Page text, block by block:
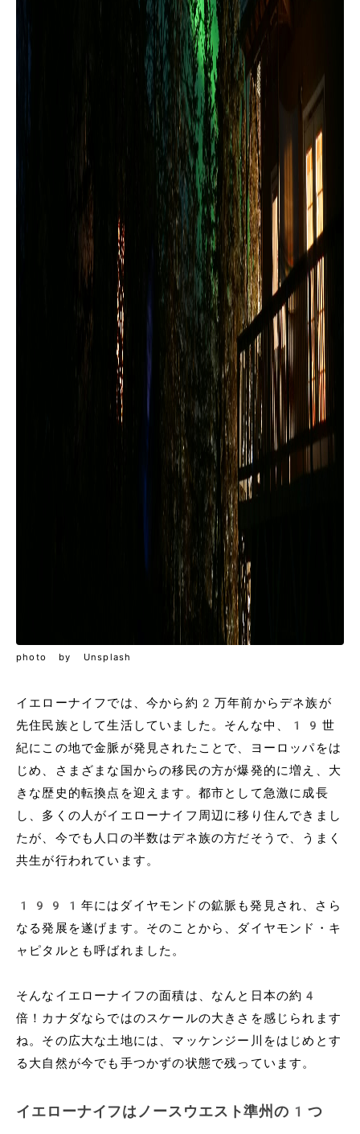
photo by Unsplash
イエローナイフでは、今から約2万年前からデネ族が
先住民族として生活していました。そんな中、19世
紀にこの地で金脈が発見されたことで、ヨーロッパをは
じめ、さまざまな国からの移民の方が爆発的に増え、大
きな歴史的転換点を迎えます。都市として急激に成長
し、多くの人がイエローナイフ周辺に移り住んできまし
たが、今でも人口の半数はデネ族の方だそうで、うまく
共生が行われています。
1991年にはダイヤモンドの鉱脈も発見され、さら
なる発展を遂げます。そのことから、ダイヤモンド・キ
ャピタルとも呼ばれました。
そんなイエローナイフの面積は、なんと日本の約4
倍！カナダならではのスケールの大きさを感じられます
ね。その広大な土地には、マッケンジー川をはじめとす
る大自然が今でも手つかずの状態で残っています。
イエローナイフはノースウエスト準州の1つ